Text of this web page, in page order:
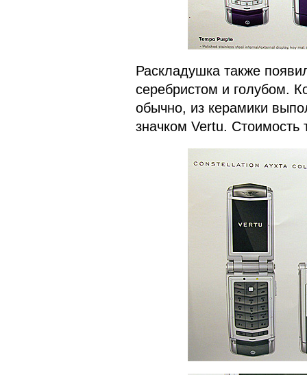
Раскладушка также
серебристом и голубом.
обычно, из керамики
значком Vertu. Стоимость